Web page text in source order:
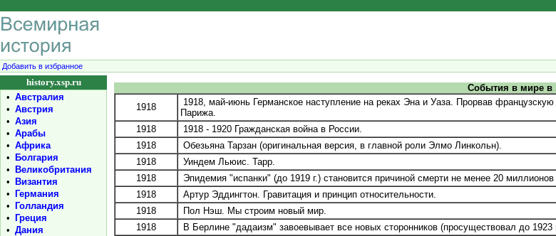
Добавить в избранное
history.xsp.ru
• Австралия
• Австрия
• Азия
• Арабы
• Африка
•
Болгария
•
Великобритания
•
Византия
•
Германия
•
Голландия
•
Греция
• Дания
События в мире в
1918
1918, май-июнь Германское наступление на реках Эна и Уаза. Прорвав
Парижа.
1918
1918 - 1920 Гражданская война в России.
1918
Обезьяна Тарзан (оригинальная версия, в главной роли Элмо Линкольн).
1918
Уиндем Льюис. Тарр.
1918
Эпидемия "испанки" (до 1919 г.) становится причиной смерти не менее 20
1918
Артур Эддингтон. Гравитация и принцип относительности.
1918
Пол Нэш. Мы строим новый мир.
1918
В Берлине "дадаизм" завоевывает все новых сторонников (просуществовал до 1923